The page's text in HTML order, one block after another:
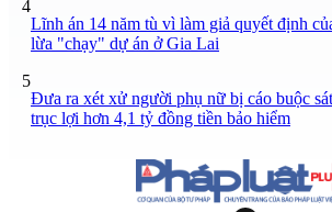
4
Lĩnh án 14 năm tù vì làm giả quyết định
lừa "chạy" dự án ở Gia Lai
5
Đưa ra xét xử người phụ nữ bị cáo buộc
trục lợi hơn 4,1 tỷ đồng tiền bảo hiểm